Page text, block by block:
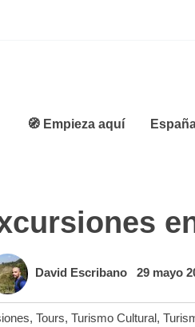
🧭 Empieza aquí
David Escribano 29 mayo
, Tours, Turismo Cultural,